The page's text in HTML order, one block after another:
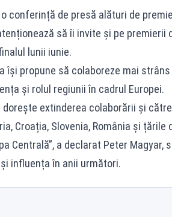
conferință de presă alături de
să îi invite și pe premierii
lunii iunie.
își propune să colaboreze mai
și rolul regiunii în cadrul Europei.
extinderea colaborării și
Croația, Slovenia, România și țările
Centrală”, a declarat Peter Magyar,
influența în anii următori.